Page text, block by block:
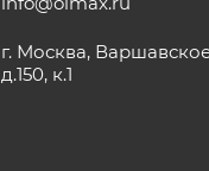
г. Москва,
д.150, к.1